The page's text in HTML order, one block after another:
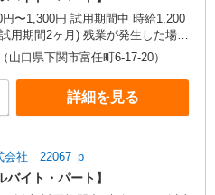
試用期間中 時給1,200
ヶ月) 残業が発生した場
分単位で別途支給します。
口県下関市富任町6-17-20）
詳細を見る
会社 22067_p
バイト・パート】